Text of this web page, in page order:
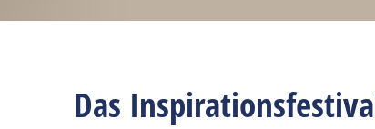
Das